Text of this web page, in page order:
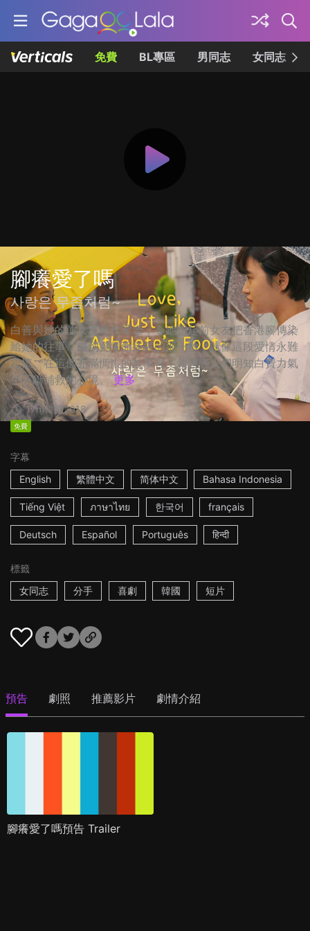
免費 BL專區 男同志 女同志
腳癢愛了嗎
사랑은 무좀처럼~
白善與她的前女友偶然重逢，令她想起前女友把香港腳傳染
給她的往事，感到腳癢而搔癢的那一秒，就像這段愛情永難
忘懷。在這個充滿惆悵的故事裡，敘述戀人們明知白費力氣
仍不斷補救的心境。
更多
17m韓國2018
免費
字幕
English
繁體中文 简体中文 Bahasa Indonesia
Tiếng Việt ภาษาไทย 한국어 français
Deutsch Español Português हिन्दी
標籤
女同志
分手 喜劇 韓國 短片
預告 劇照 推薦影片 劇情介紹
腳癢愛了嗎預告 Trailer